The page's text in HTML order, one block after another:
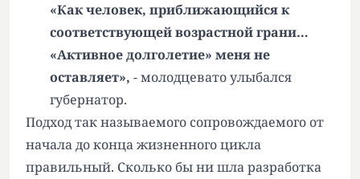
«Как человек, приближающийся к
соответствующей возрастной грани…
«Активное долголетие» меня не
оставляет», - молодцевато улыбался
губернатор.
Подход так называемого сопровождаемого от
начала до конца жизненного цикла
правильный. Сколько бы ни шла разработка